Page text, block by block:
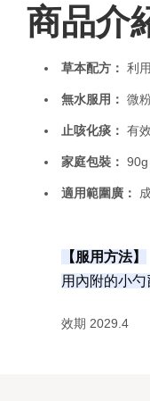
商品介
草本配方： 利
無水服用： 微
止咳化痰： 有
家庭包裝： 90g
適用範圍廣：
【服用方法】
用內附的小
效期 2029.4